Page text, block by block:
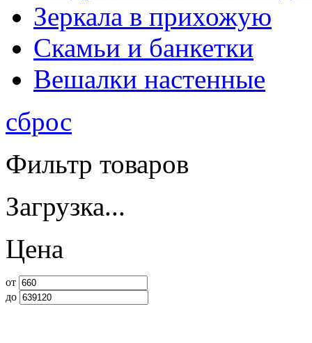
Зеркала в прихожую
Скамьи и банкетки
Вешалки настенные
сброс
Фильтр товаров
Загрузка...
Цена
от
до